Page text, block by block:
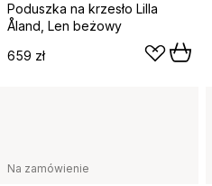
Poduszka na krzesło Lilla
Åland, Len beżowy
659 zł
Na zamówienie